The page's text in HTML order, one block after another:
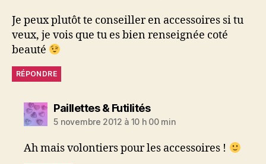
Je peux plutôt te conseiller en accessoires si tu
veux, je vois que tu es bien renseignée coté
beauté
RÉPONDRE
Paillettes & Futilitésdit :
5 novembre 2012 à 10 h 00 min
Ah mais volontiers pour les accessoires !